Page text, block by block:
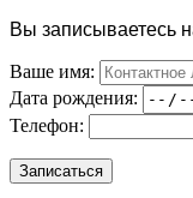
Вы записываетесь
Ваше имя:
Дата рождения:
Телефон: